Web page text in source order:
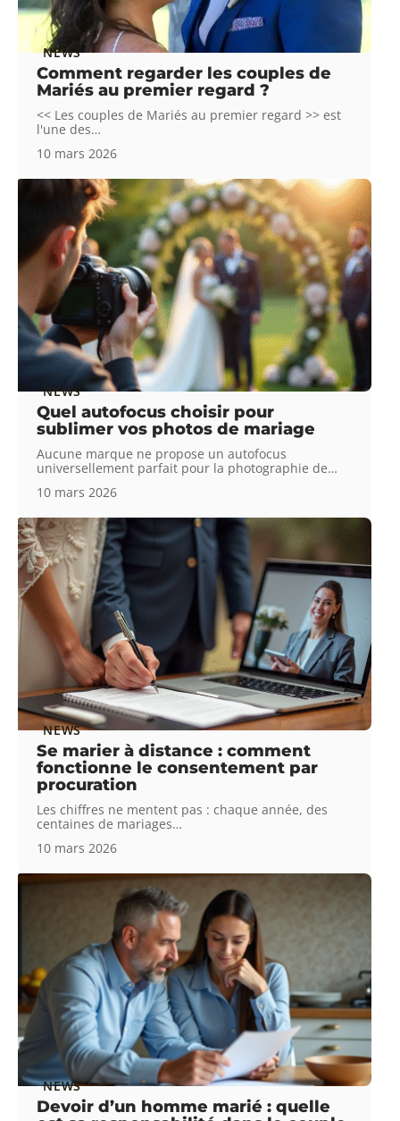
NEWS
Comment regarder les couples de
Mariés au premier regard ?
<< Les couples de Mariés au premier regard >> est
l'une des…
10 mars 2026
NEWS
Quel autofocus choisir pour
sublimer vos photos de mariage
Aucune marque ne propose un autofocus
universellement parfait pour la photographie de…
10 mars 2026
NEWS
Se marier à distance : comment
fonctionne le consentement par
procuration
Les chiffres ne mentent pas : chaque année, des
centaines de mariages…
10 mars 2026
NEWS
Devoir d’un homme marié : quelle